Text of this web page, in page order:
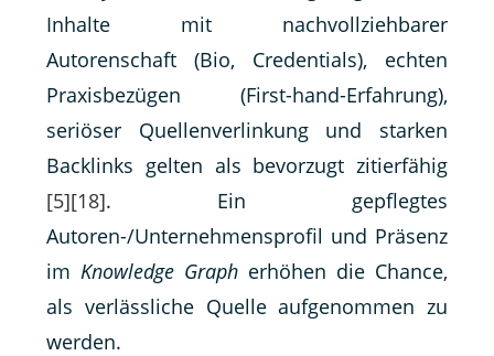
Inhalte mit nachvollziehbarer
Autorenschaft (Bio, Credentials), echten
Praxisbezügen (First-hand-Erfahrung),
seriöser Quellenverlinkung und starken
Backlinks gelten als bevorzugt zitierfähig
[5][18]. Ein gepflegtes
Autoren-/Unternehmensprofil und Präsenz
imKnowledge Graph erhöhen die Chance,
als verlässliche Quelle aufgenommen zu
werden.